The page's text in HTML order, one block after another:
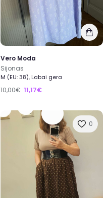
Vero Moda
Sijonas
M (EU: 38), Labai gera
10,00€ 11,17€
0